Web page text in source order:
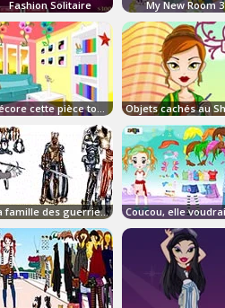
Fashion Solitaire My New Room 3
Décore cette pièce toute vide!
La famille des guerriers!